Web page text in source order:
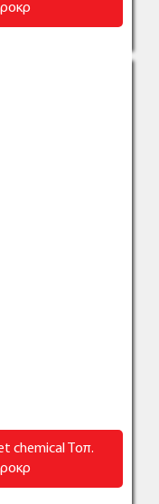
chemical Τοπ.